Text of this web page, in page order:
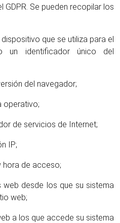
GDPR. Se pueden recopilar los
que se utiliza para el
un identificador único del
del navegador;
servicios de Internet;
de acceso;
los que su sistema
web;
que accede su sistema